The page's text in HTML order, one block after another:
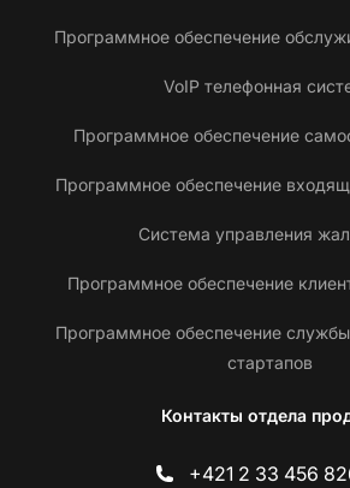
Программное обеспечение
VoIP телефонная
Программное обеспечение
Программное обеспечение
Система управления
Программное обеспечение
Программное обеспечение
стартапов
Контакты отдела
+421 2 33 456